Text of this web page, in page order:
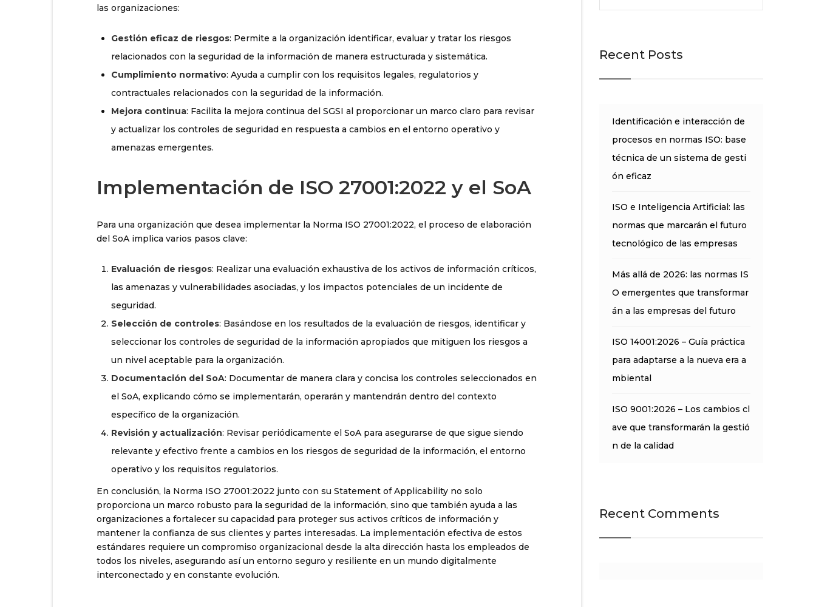
las organizaciones:
Gestión eficaz de riesgos: Permite a la organización identificar, evaluar y tratar los riesgos
relacionados con la seguridad de la información de manera estructurada y sistemática.
Cumplimiento normativo: Ayuda a cumplir con los requisitos legales, regulatorios y
contractuales relacionados con la seguridad de la información.
Mejora continua: Facilita la mejora continua del SGSI al proporcionar un marco claro para revisar
y actualizar los controles de seguridad en respuesta a cambios en el entorno operativo y
amenazas emergentes.
Implementación de ISO 27001:2022 y el SoA
Para una organización que desea implementar la Norma ISO 27001:2022, el proceso de elaboración
del SoA implica varios pasos clave:
Evaluación de riesgos: Realizar una evaluación exhaustiva de los activos de información críticos,
las amenazas y vulnerabilidades asociadas, y los impactos potenciales de un incidente de
seguridad.
Selección de controles: Basándose en los resultados de la evaluación de riesgos, identificar y
seleccionar los controles de seguridad de la información apropiados que mitiguen los riesgos a
un nivel aceptable para la organización.
Documentación del SoA: Documentar de manera clara y concisa los controles seleccionados en
el SoA, explicando cómo se implementarán, operarán y mantendrán dentro del contexto
específico de la organización.
Revisión y actualización: Revisar periódicamente el SoA para asegurarse de que sigue siendo
relevante y efectivo frente a cambios en los riesgos de seguridad de la información, el entorno
operativo y los requisitos regulatorios.
En conclusión, la Norma ISO 27001:2022 junto con su Statement of Applicability no solo
proporciona un marco robusto para la seguridad de la información, sino que también ayuda a las
organizaciones a fortalecer su capacidad para proteger sus activos críticos de información y
mantener la confianza de sus clientes y partes interesadas. La implementación efectiva de estos
estándares requiere un compromiso organizacional desde la alta dirección hasta los empleados de
todos los niveles, asegurando así un entorno seguro y resiliente en un mundo digitalmente
interconectado y en constante evolución.
Recent Posts
Identificación e interacción de
procesos en normas ISO: base
técnica de un sistema de gesti
ón eficaz
ISO e Inteligencia Artificial: las
normas que marcarán el futuro
tecnológico de las empresas
Más allá de 2026: las normas IS
O emergentes que transformar
án a las empresas del futuro
ISO 14001:2026 – Guía práctica
para adaptarse a la nueva era a
mbiental
ISO 9001:2026 – Los cambios cl
ave que transformarán la gestió
n de la calidad
Recent Comments